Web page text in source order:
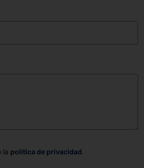
la política de privacidad.